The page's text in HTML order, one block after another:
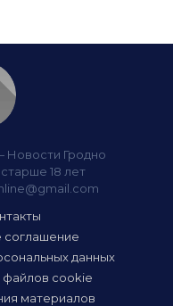
Новости Гродно
18 лет
соглашение
данных
файлов cookie
материалов